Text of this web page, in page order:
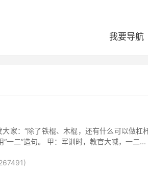
我要导航
家：“除了铁棍、木棍，还有什么可以做杠
一二”造句。 甲：军训时，教官大喊，一二...